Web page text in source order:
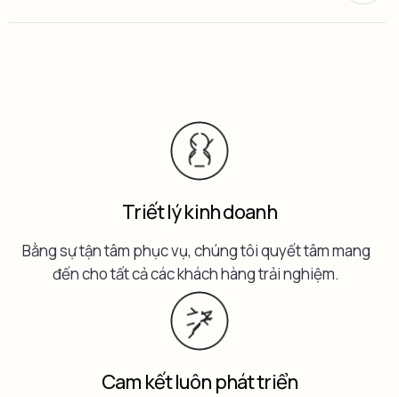
Triết lý kinh doanh
Bằng sự tận tâm phục vụ, chúng tôi quyết tâm mang
đến cho tất cả các khách hàng trải nghiệm.
Cam kết luôn phát triển